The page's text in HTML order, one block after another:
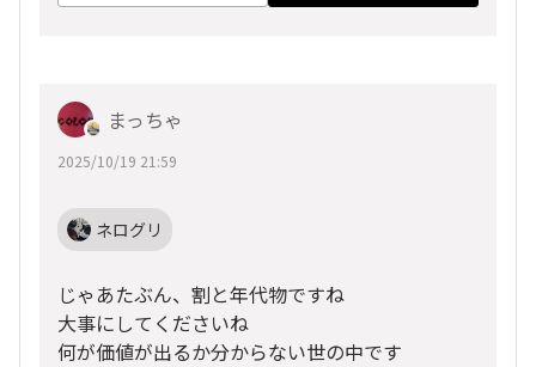
まっちゃ
2025/10/19 21:59
ネログリ
じゃあたぶん、割と年代物ですね
大事にしてくださいね
何が価値が出るか分からない世の中です